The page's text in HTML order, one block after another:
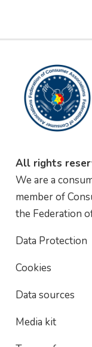
All rights
We are a
member of
the Federation
Data Protection
Cookies
Data sources
Media kit